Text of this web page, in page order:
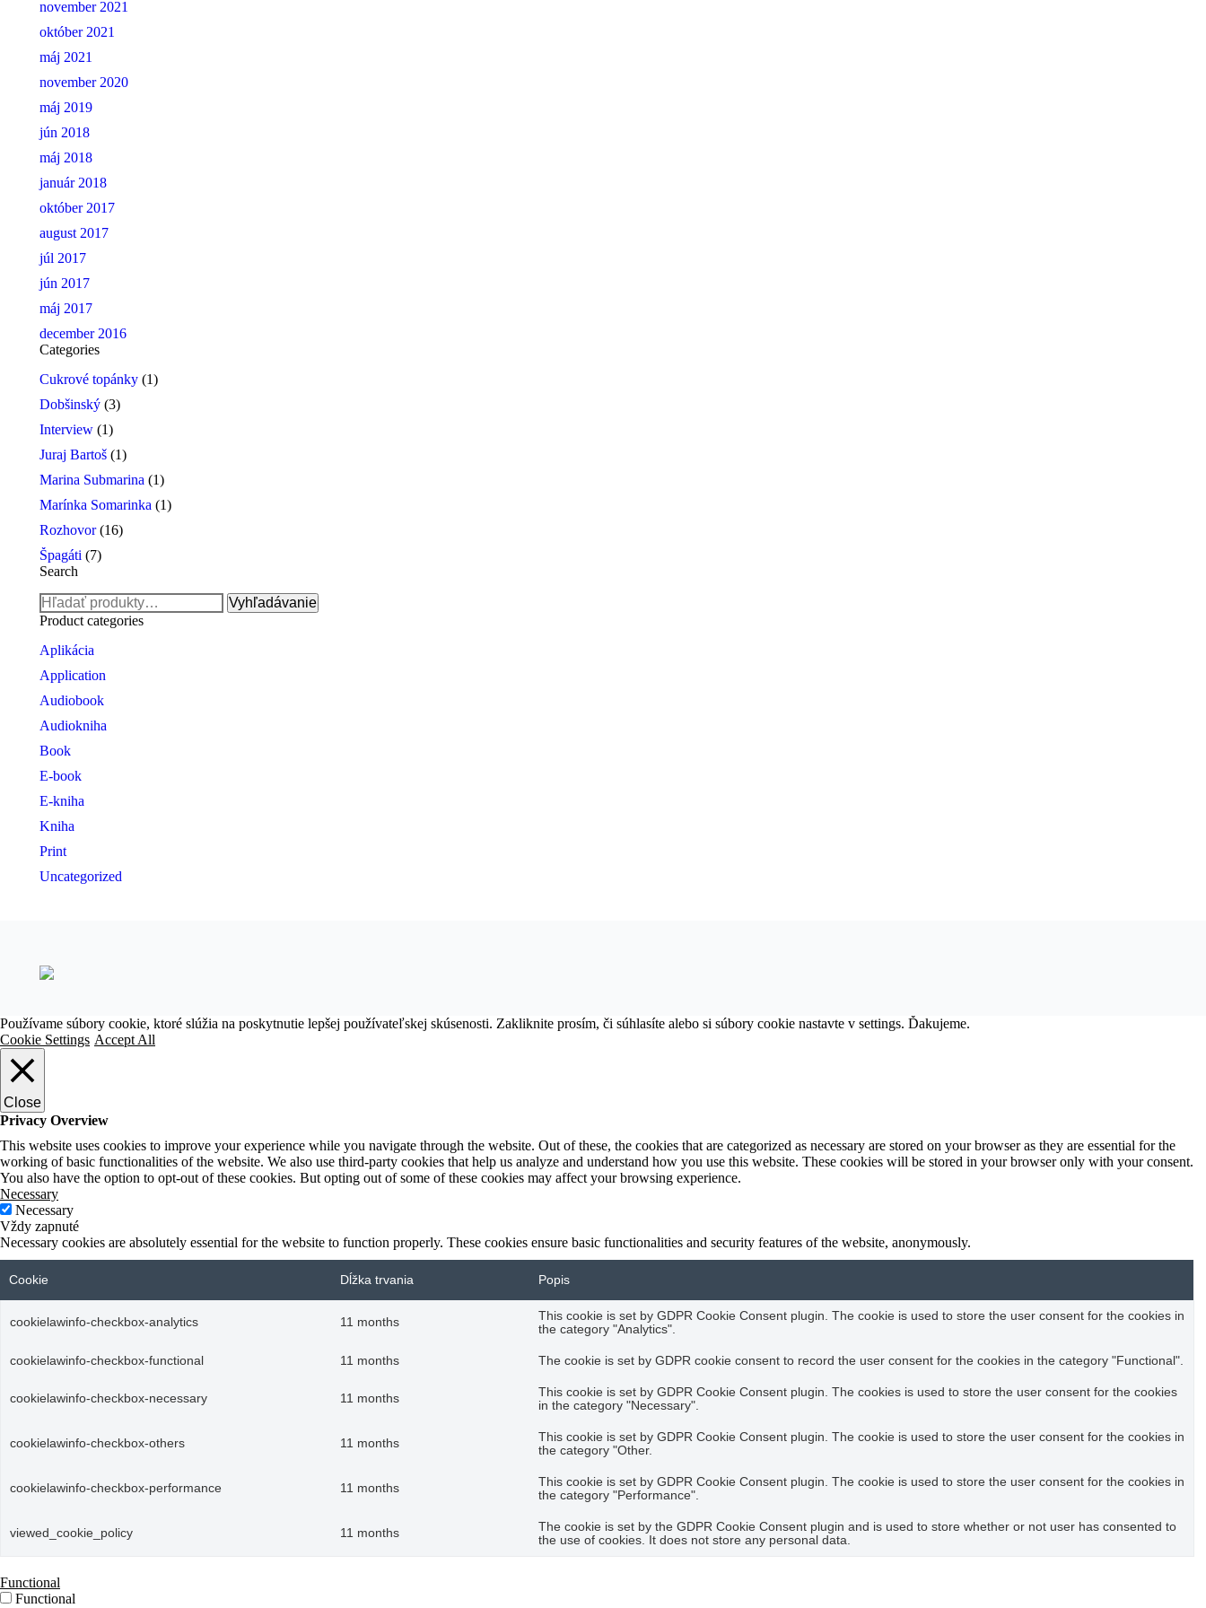
november 2021
október 2021
máj 2021
november 2020
máj 2019
jún 2018
máj 2018
január 2018
október 2017
august 2017
júl 2017
jún 2017
máj 2017
december 2016
Categories
Cukrové topánky (1)
Dobšinský (3)
Interview (1)
Juraj Bartoš (1)
Marina Submarina (1)
Marínka Somarinka (1)
Rozhovor(16)
Špagáti (7)
Search
Hľadať:
Vyhľadávanie
Product categories
Aplikácia
Application
Audiobook
Audiokniha
Book
E-book
E-kniha
Kniha
Print
Uncategorized
Používame súbory cookie, ktoré slúžia na poskytnutie lepšej používateľskej skúsenosti. Zakliknite prosím, či súhlasíte alebo si súbory cookie nastavte v settings. Ďakujeme.
Cookie Settings Accept All
Close
Privacy Overview
This website uses cookies to improve your experience while you navigate through the website. Out of these, the cookies that are categorized as necessary are stored on your browser as they are essential for the
working of basic functionalities of the website. We also use third-party cookies that help us analyze and understand how you use this website. These cookies will be stored in your browser only with your consent.
You also have the option to opt-out of these cookies. But opting out of some of these cookies may affect your browsing experience.
Necessary
Necessary
Vždy zapnuté
Necessary cookies are absolutely essential for the website to function properly. These cookies ensure basic functionalities and security features of the website, anonymously.
Cookie Dĺžka trvania Popis
cookielawinfo-checkbox-analytics 11 months
This cookie is set by GDPR Cookie Consent plugin. The cookie is used to store the user consent for the cookies in
the category "Analytics".
cookielawinfo-checkbox-functional 11 months The cookie is set by GDPR cookie consent to record the user consent for the cookies in the category "Functional".
cookielawinfo-checkbox-necessary 11 months
This cookie is set by GDPR Cookie Consent plugin. The cookies is used to store the user consent for the cookies
in the category "Necessary".
cookielawinfo-checkbox-others 11 months
This cookie is set by GDPR Cookie Consent plugin. The cookie is used to store the user consent for the cookies in
the category "Other.
cookielawinfo-checkbox-performance 11 months
This cookie is set by GDPR Cookie Consent plugin. The cookie is used to store the user consent for the cookies in
the category "Performance".
viewed_cookie_policy 11 months
The cookie is set by the GDPR Cookie Consent plugin and is used to store whether or not user has consented to
the use of cookies. It does not store any personal data.
Functional
Functional